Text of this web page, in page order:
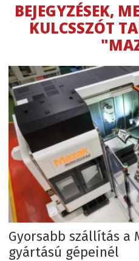
BEJEGYZÉSEK,
KULCSSZÓT
Gyorsabb szállítás a
gyártású gépeinél